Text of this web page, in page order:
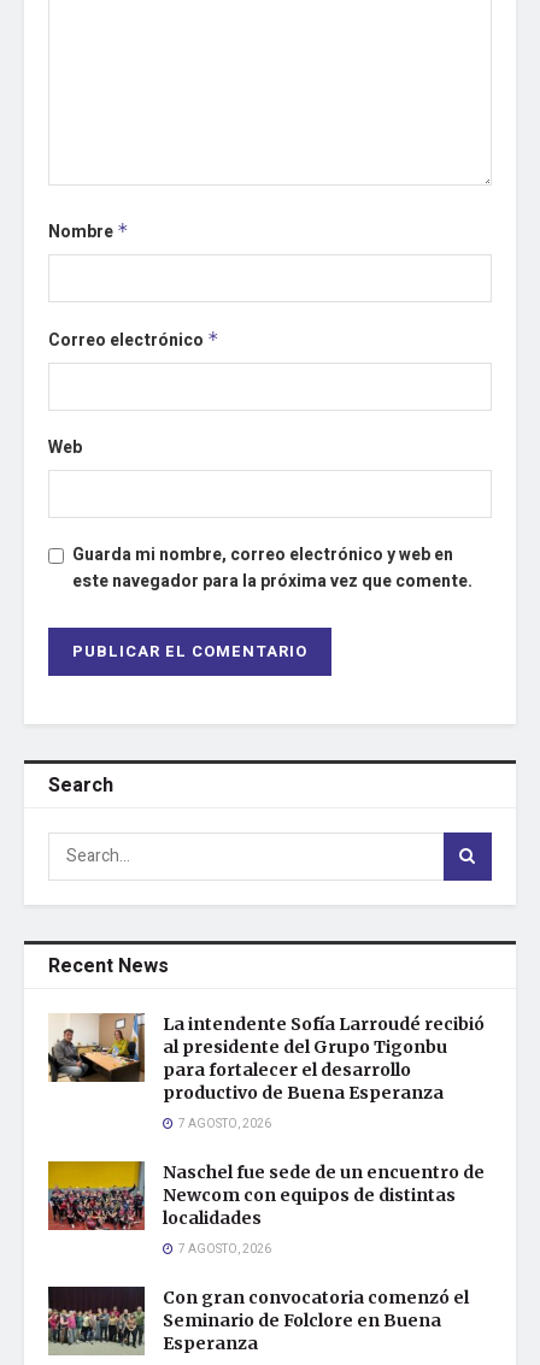
Nombre *
Correo electrónico *
Web
Guarda mi nombre, correo electrónico y web en
este navegador para la próxima vez que comente.
Search
Recent News
La intendente Sofía Larroudé recibió
al presidente del Grupo Tigonbu
para fortalecer el desarrollo
productivo de Buena Esperanza
7 AGOSTO, 2026
Naschel fue sede de un encuentro de
Newcom con equipos de distintas
localidades
7 AGOSTO, 2026
Con gran convocatoria comenzó el
Seminario de Folclore en Buena
Esperanza